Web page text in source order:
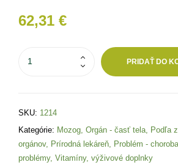
62,31 €
PRIDAŤ DO
SKU: 1214
Kategórie: Mozog Orgán - časť tela Podľa
orgánov, Prírodná lekáreň Problém - choroba
problémy, Vitamíny, výživové doplnky